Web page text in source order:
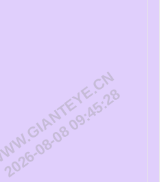
WWW.GIANTEYE.CN
2026-08-08 09:45:28